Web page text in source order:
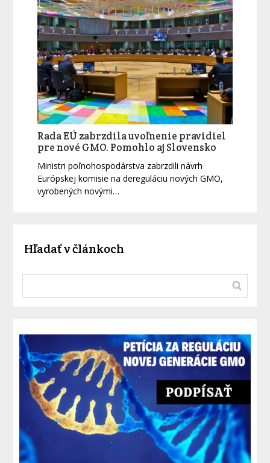
Rada EÚ zabrzdila uvoľnenie pravidiel
pre nové GMO. Pomohlo aj Slovensko
Ministri poľnohospodárstva zabrzdili návrh
Európskej komisie na dereguláciu nových GMO,
vyrobených novými…
Hľadať v článkoch